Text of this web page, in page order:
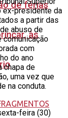
de férias
às
ex-presidente da
a partir das
abuso de
com
do ano
chapa de
uma vez que
na conduta.
feira (30)